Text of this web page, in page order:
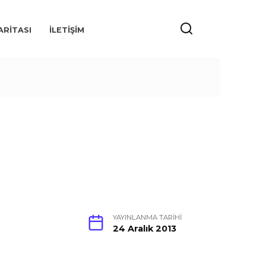
İLETIŞIM
YAYINLANMA TARIHI
24 Aralık 2013